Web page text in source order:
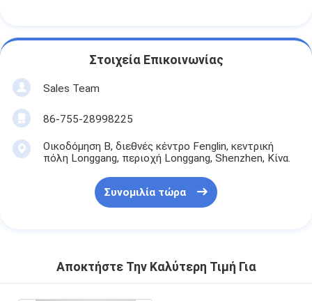
Στοιχεία Επικοινωνίας
Sales Team
86-755-28998225
Οικοδόμηση Β, διεθνές κέντρο Fenglin, κεντρική
πόλη Longgang, περιοχή Longgang, Shenzhen, Κίνα.
Συνομιλία τώρα
Αποκτήστε Την Καλύτερη Τιμή Για